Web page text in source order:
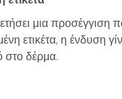
μια προσέγγιση
ετικέτα, η ένδυση
στο δέρμα.